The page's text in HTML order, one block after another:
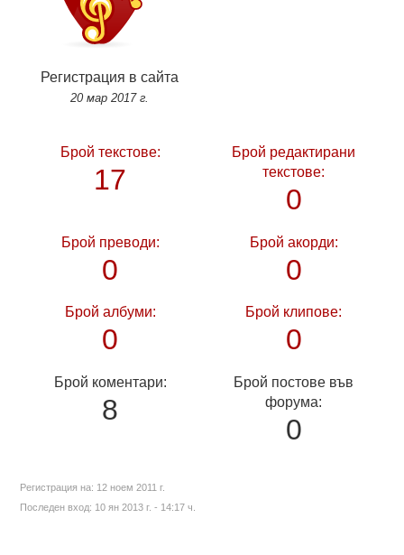
Регистрация в сайта
20 мар 2017 г.
Брой текстове:
17
Брой редактирани
текстове:
0
Брой преводи:
0
Брой акорди:
0
Брой албуми:
0
Брой клипове:
0
Брой коментари:
8
Брой постове във
форума:
0
Регистрация на: 12 ноем 2011 г.
Последен вход: 10 ян 2013 г. - 14:17 ч.